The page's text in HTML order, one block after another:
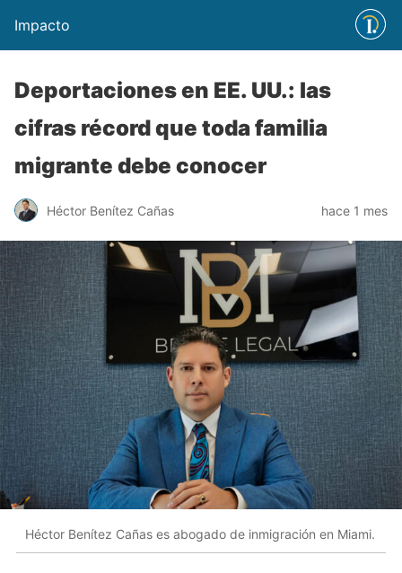
Impacto
Deportaciones en EE. UU.: las
cifras récord que toda familia
migrante debe conocer
Héctor Benítez Cañas hace 1 mes
Héctor Benítez Cañas es abogado de inmigración en Miami.